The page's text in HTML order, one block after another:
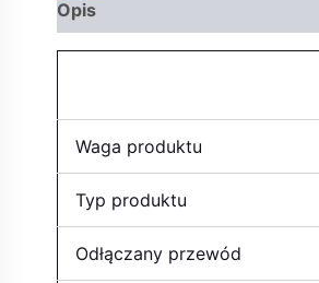
Opis
Waga produktu
Typ produktu
Odłączany przewód